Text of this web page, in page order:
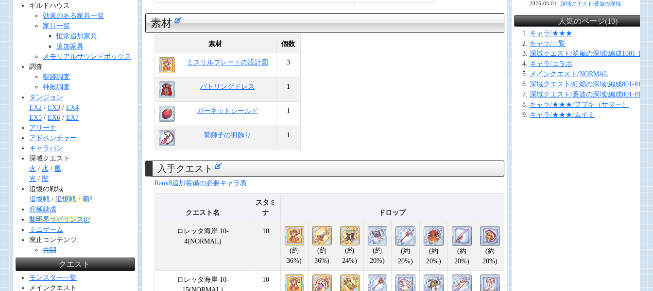
素材
素材 個数
ミスリルプレートの設計図 3
バトリングドレス 1
ガーネットシールド 1
鷲獅子の羽飾り 1
入手クエスト
Rank8追加装備の必要キャラ表
クエスト名
スタミ
ナ
ドロップ
ロレッタ海岸 10-
4(NORMAL)
10
(約
36%)
(約
36%)
(約
24%)
(約
20%)
(約
20%)
(約
20%)
(約
20%)
(約
20%)
ロレッタ海岸 10-
10
ギルドハウス
効果のある家具一覧
家具一覧
恒常追加家具
追加家具
メモリアルサウンドボックス
調査
聖跡調査
神殿調査
ダンジョン
EX2/ EX3/ EX4
EX5/ EX6/ EX7
アリーナ
アドベンチャー
キャラバン
深域クエスト
火 / 水/ 風
光/ 闇
追憶の戦域
追憶戦/ 追憶戦・覇?
究極錬成
黎明界ラビリンスβ?
ミニゲーム
廃止コンテンツ
共闘
クエスト
モンスター一覧
メインクエスト
2025-03-01 深域クエスト/蒼波の深域
人気のページ(10)
キャラ/★★★
キャラ/一覧
深域クエスト/翠嵐の深域/編成1001-1010
キャラ/コラボ
メインクエスト/NORMAL
深域クエスト/紅焔の深域/編成801-810
深域クエスト/蒼波の深域/編成801-810
キャラ/★★★/フブキ（サマー）
キャラ/★★★/ムイミ